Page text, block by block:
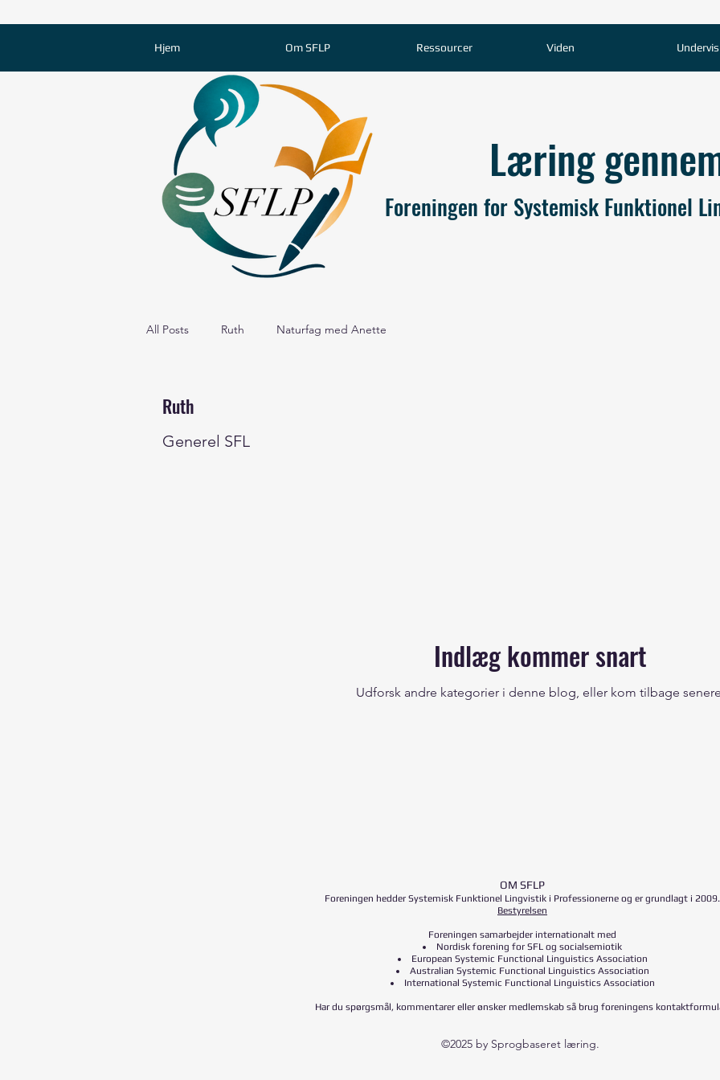
Hjem Om SFLP Ressourcer Viden
Læring
Foreningen for Systemisk Funktionel
All Posts Ruth Naturfag med Anette
Ruth
Generel SFL
Indlæg kommer snart
Udforsk andre kategorier i denne blog, eller kom tilbage
OM SFLP
Foreningen hedder Systemisk Funktionel Lingvistik i Professionerne og er grundlagt i 2009.
Bestyrelsen
Foreningen samarbejder internationalt med
Nordisk forening for SFL og socialsemiotik
European Systemic Functional Linguistics Association
Australian Systemic Functional Linguistics Association
International Systemic Functional Linguistics Association
Har du spørgsmål, kommentarer eller ønsker medlemskab så brug foreningens
©2025 by Sprogbaseret læring.